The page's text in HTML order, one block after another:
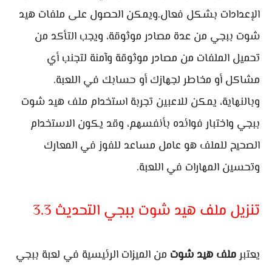
الإعدادات بشكل فعال.ويمكن الحصول على ملفات هيد
شوت ببجي من عدة مصادر موثوقة، ويجب التأكد من
تحميل الملفات من مصادر موثوقة وآمنة لتجنب أي
مشاكل أو مخاطر لجهازك أو حسابك في اللعبة.
وبالنهاية، يمكن للاعبين تجربة استخدام ملف هيد شوت
ببجي واختبار فوائده بأنفسهم، وقد يكون الاستخدام
الصحيح للملف هو عامل مساعد للفوز في المعارك
وتحسين المهارات في اللعبة.
تنزيل ملف هيد شوت ببجي التحديث 3.3
يعتبرملف هيد شوت من الميزات الرئيسية في لعبة ببجي